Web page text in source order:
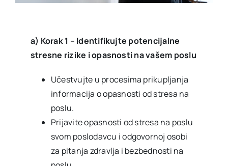
a) Korak 1 – Identifikujte potencijalne
stresne rizike i opasnosti na vašem poslu
Učestvujte u procesima prikupljanja
informacija o opasnosti od stresa na
poslu.
Prijavite opasnosti od stresa na poslu
svom poslodavcu i odgovornoj osobi
za pitanja zdravlja i bezbednosti na